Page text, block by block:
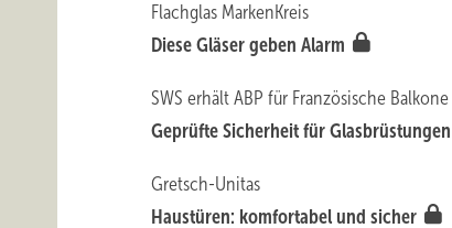
Flachglas MarkenKreis
Diese Gläser geben Alarm
SWS erhält ABP für Französische Balkone
Geprüfte Sicherheit für Glasbrüstungen
Gretsch-Unitas
Haustüren: komfortabel und sicher